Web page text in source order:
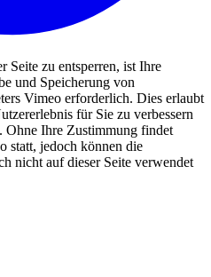
Seite zu entsperren, ist Ihre
und Speicherung von
Vimeo erforderlich. Dies erlaubt
für Sie zu verbessern
Ohne Ihre Zustimmung findet
statt, jedoch können die
nicht auf dieser Seite verwendet